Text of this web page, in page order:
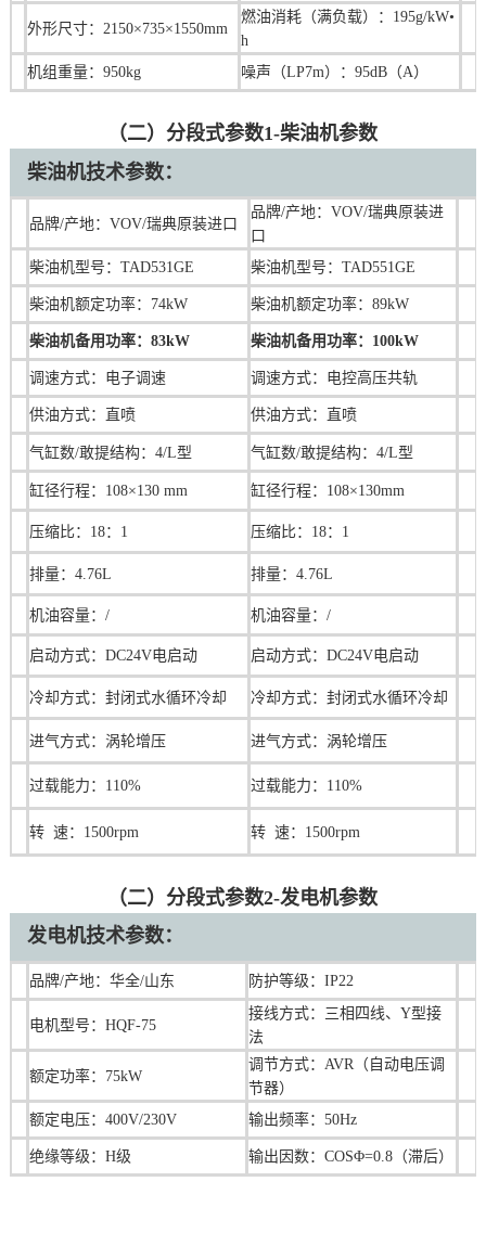
外形尺寸：2150×735×1550mm
燃油消耗（满负载）：195g/kW•
h
机组重量：950kg
噪声（LP7m）：95dB（A）
（二）分段式参数1-柴油机参数
柴油机技术参数：
品牌/产地：VOV/瑞典原装进口
品牌/产地： VOV/瑞典原装进
口
柴油机型号：TAD531GE
柴油机型号： TAD551GE
柴油机额定功率：74kW 柴油机额定功率： 89kW
柴油机备用功率： 83kW 柴油机备用功率： 100kW
调速方式： 电子调速 调速方式：电控高压共轨
供油方式：直喷 供油方式：直喷
气缸数/敢提结构：4/L型 气缸数/敢提结构：4/L型
缸径行程：108×130 mm 缸径行程：108×130mm
压缩比：18：1 压缩比： 18：1
排量：4.76L 排量： 4.76L
机油容量：/ 机油容量： /
启动方式：DC24V电启动 启动方式：DC24V电启动
冷却方式：封闭式水循环冷却 冷却方式：封闭式水循环冷却
进气方式：涡轮增压 进气方式：涡轮增压
过载能力：110% 过载能力：110%
转 速：1500rpm 转 速：1500rpm
（二）分段式参数2-发电机参数
发电机技术参数：
品牌/产地：华全/山东 防护等级：IP22
电机型号：HQF-75
接线方式：三相四线、Y型接
法
额定功率： 75kW
调节方式：AVR（自动电压调
节器）
额定电压：400V/230V
输出频率：50Hz
绝缘等级：H级 输出因数：COSΦ=0.8（滞后）